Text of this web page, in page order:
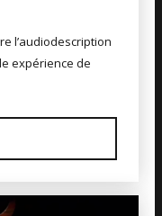
l’audiodescription
expérience de